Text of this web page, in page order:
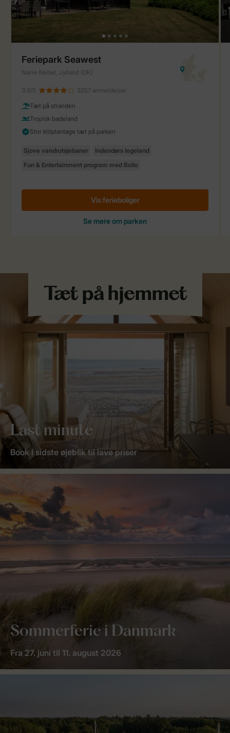
Last minute
Book i sidste øjeblik til lave priser
Sommerferie i Danmark
Fra 27. juni til 11. august 2026